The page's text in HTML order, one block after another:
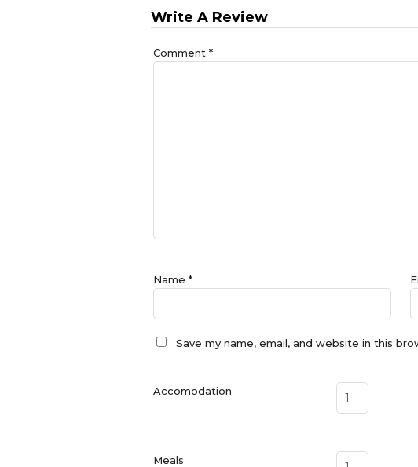
Write A Review
Comment *
Name *
Save my name, email, and website in this
Accomodation
Meals